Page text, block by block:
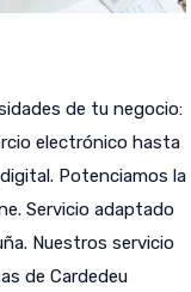
de tu negocio:
electrónico hasta
Potenciamos la
Servicio adaptado
Nuestros servicio
de Cardedeu